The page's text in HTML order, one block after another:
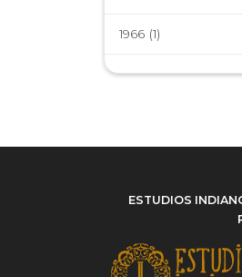
1966 (1)
ESTUDIOS